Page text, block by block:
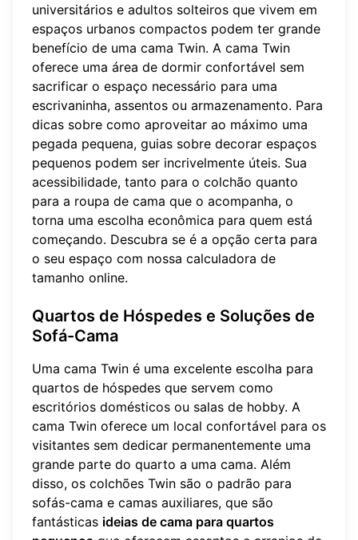
universitários e adultos solteiros que vivem em
espaços urbanos compactos podem ter grande
benefício de uma cama Twin. A cama Twin
oferece uma área de dormir confortável sem
sacrificar o espaço necessário para uma
escrivaninha, assentos ou armazenamento. Para
dicas sobre como aproveitar ao máximo uma
pegada pequena, guias sobre decorar espaços
pequenos podem ser incrivelmente úteis. Sua
acessibilidade, tanto para o colchão quanto
para a roupa de cama que o acompanha, o
torna uma escolha econômica para quem está
começando. Descubra se é a opção certa para
o seu espaço com nossa calculadora de
tamanho online.
Quartos de Hóspedes e Soluções de
Sofá-Cama
Uma cama Twin é uma excelente escolha para
quartos de hóspedes que servem como
escritórios domésticos ou salas de hobby. A
cama Twin oferece um local confortável para os
visitantes sem dedicar permanentemente uma
grande parte do quarto a uma cama. Além
disso, os colchões Twin são o padrão para
sofás-cama e camas auxiliares, que são
fantásticas ideias de cama para quartos